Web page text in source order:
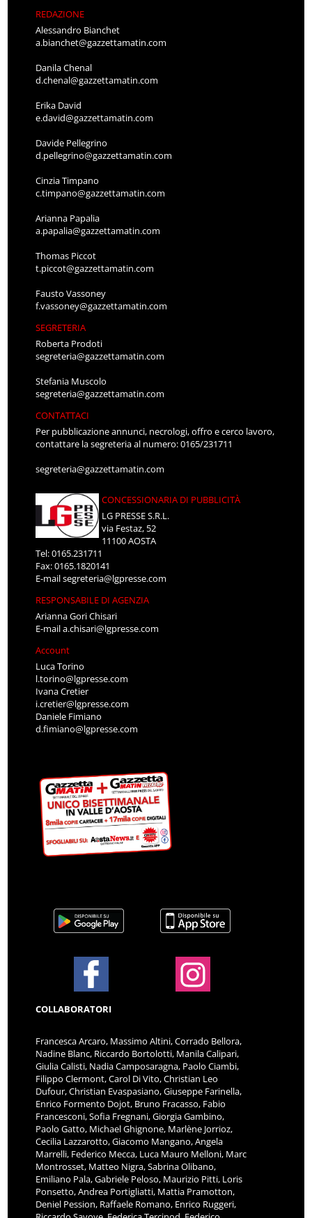
REDAZIONE
Alessandro Bianchet
a.bianchet@gazzettamatin.com
Danila Chenal
d.chenal@gazzettamatin.com
Erika David
e.david@gazzettamatin.com
Davide Pellegrino
d.pellegrino@gazzettamatin.com
Cinzia Timpano
c.timpano@gazzettamatin.com
Arianna Papalia
a.papalia@gazzettamatin.com
Thomas Piccot
t.piccot@gazzettamatin.com
Fausto Vassoney
f.vassoney@gazzettamatin.com
SEGRETERIA
Roberta Prodoti
segreteria@gazzettamatin.com
Stefania Muscolo
segreteria@gazzettamatin.com
CONTATTACI
Per pubblicazione annunci, necrologi, offro e cerco lavoro,
contattare la segreteria al numero: 0165/231711
segreteria@gazzettamatin.com
CONCESSIONARIA DI PUBBLICITÀ
LG PRESSE S.R.L.
via Festaz, 52
11100 AOSTA
Tel: 0165.231711
Fax: 0165.1820141
E-mailsegreteria@lgpresse.com
RESPONSABILE DI AGENZIA
Arianna Gori Chisari
E-maila.chisari@lgpresse.com
Account
Luca Torino
l.torino@lgpresse.com
Ivana Cretier
i.cretier@lgpresse.com
Daniele Fimiano
d.fimiano@lgpresse.com
COLLABORATORI
Francesca Arcaro, Massimo Altini, Corrado Bellora,
Nadine Blanc, Riccardo Bortolotti, Manila Calipari,
Giulia Calisti, Nadia Camposaragna, Paolo Ciambi,
Filippo Clermont, Carol Di Vito, Christian Leo
Dufour, Christian Evaspasiano, Giuseppe Farinella,
Enrico Formento Dojot, Bruno Fracasso, Fabio
Francesconi, Sofia Fregnani, Giorgia Gambino,
Paolo Gatto, Michael Ghignone, Marlène Jorrioz,
Cecilia Lazzarotto, Giacomo Mangano, Angela
Marrelli, Federico Mecca, Luca Mauro Melloni, Marc
Montrosset, Matteo Nigra, Sabrina Olibano,
Emiliano Pala, Gabriele Peloso, Maurizio Pitti, Loris
Ponsetto, Andrea Portigliatti, Mattia Pramotton,
Deniel Pession, Raffaele Romano, Enrico Ruggeri,